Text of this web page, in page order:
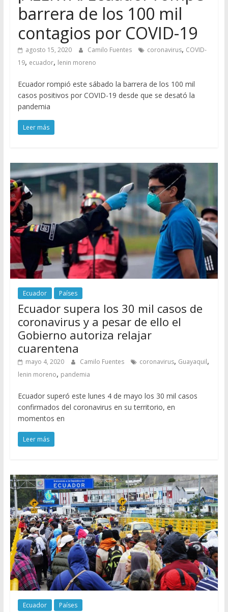
barrera de los 100 mil
contagios por COVID-19
agosto 15, 2020 Camilo Fuentes coronavirus, COVID-
19, ecuador, lenin moreno
Ecuador rompió este sábado la barrera de los 100 mil
casos positivos por COVID-19 desde que se desató la
pandemia
Leer más
Ecuador Países
Ecuador supera los 30 mil casos de
coronavirus y a pesar de ello el
Gobierno autoriza relajar
cuarentena
mayo 4, 2020 Camilo Fuentes coronavirus, Guayaquil,
lenin moreno, pandemia
Ecuador superó este lunes 4 de mayo los 30 mil casos
confirmados del coronavirus en su territorio, en
momentos en
Leer más
Ecuador Países